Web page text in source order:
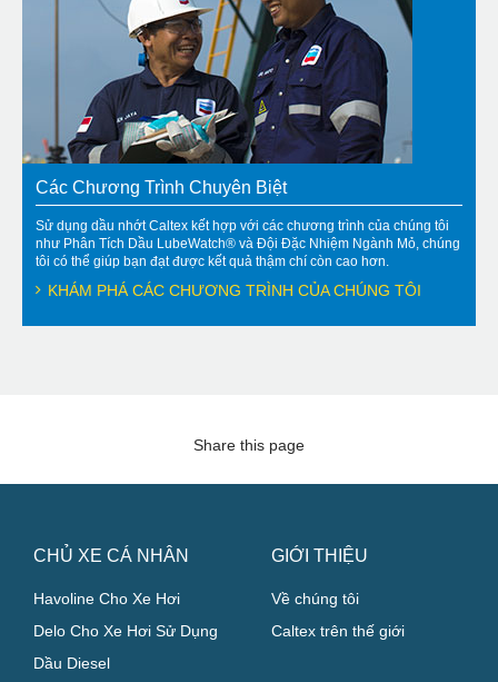
Các Chương Trình Chuyên Biệt
Sử dụng dầu nhớt Caltex kết hợp với các chương trình của chúng tôi
như Phân Tích Dầu LubeWatch® và Đội Đặc Nhiệm Ngành Mỏ, chúng
tôi có thể giúp bạn đạt được kết quả thậm chí còn cao hơn.
KHÁM PHÁ CÁC CHƯƠNG TRÌNH CỦA CHÚNG TÔI
Share this page
CHỦ XE CÁ NHÂN
Havoline Cho Xe Hơi
Delo Cho Xe Hơi Sử Dụng
Dầu Diesel
GIỚI THIỆU
Về chúng tôi
Caltex trên thế giới